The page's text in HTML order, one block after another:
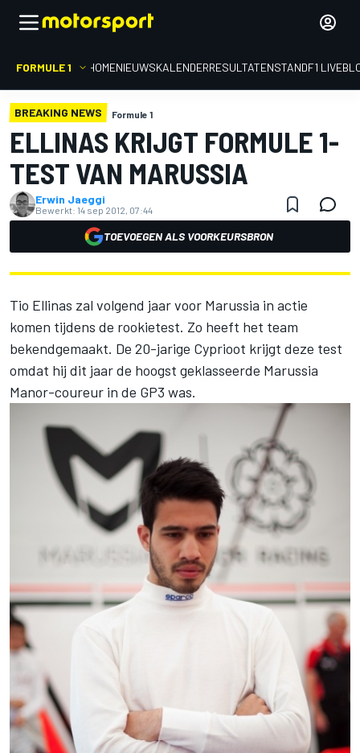
FORMULE 1 HOMENIEUWSKALENDERRESULTATENSTANDF1
BREAKING NEWS Formule 1
ELLINAS KRIJGT FORMULE 1-
TEST VAN MARUSSIA
Erwin Jaeggi
Bewerkt: 14 sep 2012, 07:44
TOEVOEGEN ALS VOORKEURSBRON
Tio Ellinas zal volgend jaar voor Marussia in actie
komen tijdens de rookietest. Zo heeft het team
bekendgemaakt. De 20-jarige Cyprioot krijgt deze test
omdat hij dit jaar de hoogst geklasseerde Marussia
Manor-coureur in de GP3 was.